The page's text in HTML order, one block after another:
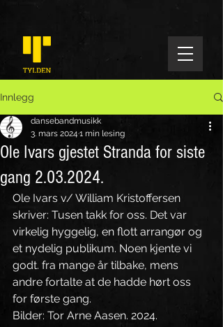
Innlegg
Ole Ivars gjestet Stranda for siste
gang 2.03.2024.
dansebandmusikk
3. mars 2024 1 min lesing
Ole Ivars v/ William Kristoffersen
skriver: Tusen takk for oss. Det var
virkelig hyggelig, en flott arrangør og
et nydelig publikum. Noen kjente vi
godt. fra mange år tilbake, mens
andre fortalte at de hadde hørt oss
for første gang.
Bilder: Tor Arne Aasen. 2024.